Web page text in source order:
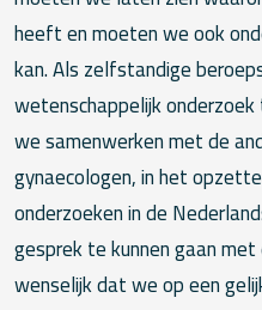
heeft en moeten we ook
kan. Als zelfstandige
wetenschappelijk
we samenwerken met de
gynaecologen, in het
onderzoeken in de
gesprek te kunnen gaan
wenselijk dat we op een